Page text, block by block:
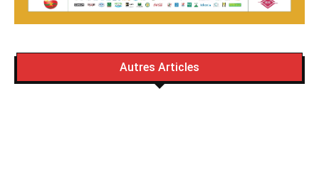
Autres Articles